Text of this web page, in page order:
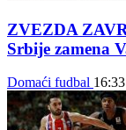
ZVEZDA
Srbije zamena
Domaći fudbal 16:33